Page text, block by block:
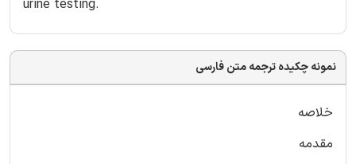
urine testing.
نمونه چکیده ترجمه متن فارسی
خلاصه
مقدمه